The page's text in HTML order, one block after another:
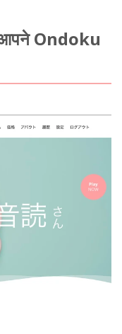
आपने Ondoku